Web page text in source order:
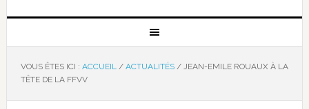
VOUS ÊTES ICI : ACCUEIL / ACTUALITÉS /JEAN-EMILE ROUAUX À LA
TÊTE DE LA FFVV